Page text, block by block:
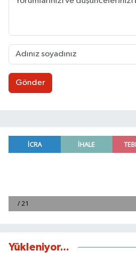
Gönder
Yükleniyor...